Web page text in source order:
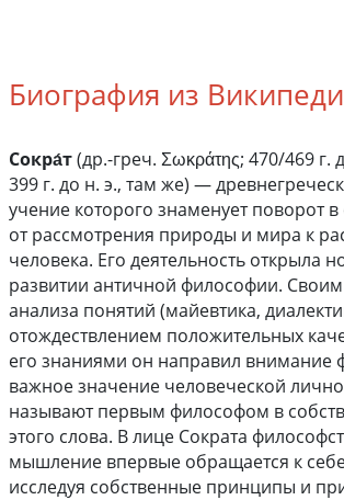
Биография из
Сокра́т(др.-греч. Σωκράτης; 470/469
399 г. до н. э., там же) —
учение которого знаменует поворот
от рассмотрения природы и мира к
человека. Его деятельность открыла
развитии античной философии.
анализа понятий (майевтика,
отождествлением положительных
его знаниями он направил внимание
важное значение человеческой
называют первым философом в
этого слова. В лице Сократа
мышление впервые обращается к
исследуя собственные принципы и